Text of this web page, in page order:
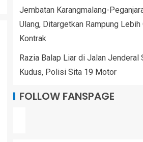
Jembatan Karangmalang-
Ulang, Ditargetkan Rampung
Kontrak
Razia Balap Liar di Jalan Jenderal
Kudus, Polisi Sita 19 Motor
FOLLOW FANSPAGE